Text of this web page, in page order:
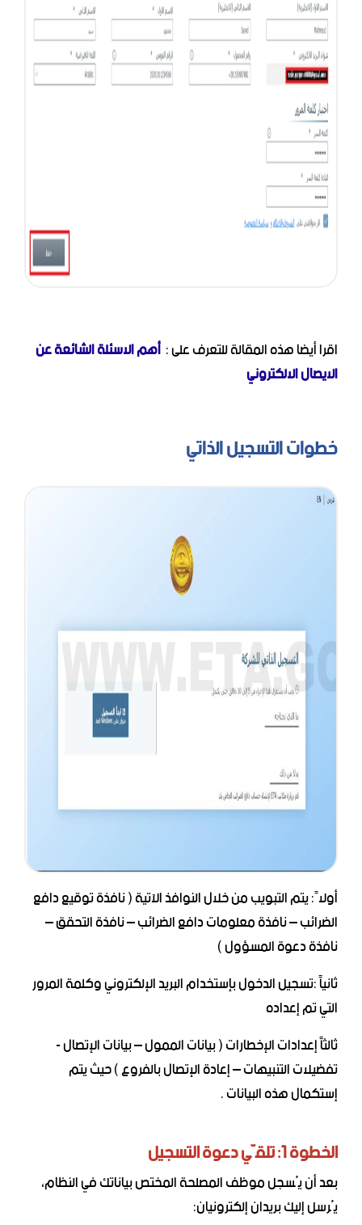
اقرا أيضا هذه المقالة للتعرف على :أهم الاسئلة الشائعة عن
الايصال الالكتروني
خطوات التسجيل الذاتي
أولاً: يتم التبويب من خلال النوافذ الآتية ( نافذة توقيع دافع
الضرائب – نافذة معلومات دافع الضرائب – نافذة التحقق –
نافذة دعوة المسؤول )
ثانياً :تسجيل الدخول بإستخدام البريد الإلكتروني وكلمة المرور
التي تم إعداده
ثالثاً إعدادات الإخطارات ( بيانات الممول – بيانات الإتصال -
تفضيلات التنبيهات – إعادة الإتصال بالفروع ) حيث يتم
إستكمال هذه البيانات .
الخطوة 1: تلقّي دعوة التسجيل
بعد أن يُسجل موظف المصلحة المختص بياناتك في النظام،
يُرسل إليك بريدان إلكترونيان: